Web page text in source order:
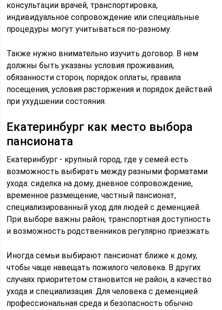
консультации врачей, транспортировка,
индивидуальное сопровождение или специальные
процедуры могут учитываться по-разному.
Также нужно внимательно изучить договор. В нем
должны быть указаны условия проживания,
обязанности сторон, порядок оплаты, правила
посещения, условия расторжения и порядок действий
при ухудшении состояния.
Екатеринбург как место выбора
пансионата
Екатеринбург - крупный город, где у семей есть
возможность выбирать между разными форматами
ухода: сиделка на дому, дневное сопровождение,
временное размещение, частный пансионат,
специализированный уход для людей с деменцией.
При выборе важны район, транспортная доступность
и возможность родственников регулярно приезжать.
Иногда семьи выбирают пансионат ближе к дому,
чтобы чаще навещать пожилого человека. В других
случаях приоритетом становится не район, а качество
ухода и специализация. Для человека с деменцией
профессиональная среда и безопасность обычно